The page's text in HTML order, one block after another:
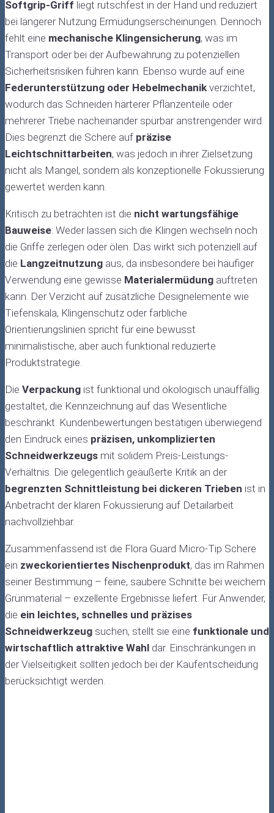
Softgrip-Griff liegt rutschfest in der Hand und reduziert
bei längerer Nutzung Ermüdungserscheinungen. Dennoch
fehlt eine mechanische Klingensicherung, was im
Transport oder bei der Aufbewahrung zu potenziellen
Sicherheitsrisiken führen kann. Ebenso wurde auf eine
Federunterstützung oder Hebelmechanik verzichtet,
wodurch das Schneiden härterer Pflanzenteile oder
mehrerer Triebe nacheinander spürbar anstrengender wird.
Dies begrenzt die Schere auf präzise
Leichtschnittarbeiten, was jedoch in ihrer Zielsetzung
nicht als Mangel, sondern als konzeptionelle Fokussierung
gewertet werden kann.
Kritisch zu betrachten ist die nicht wartungsfähige
Bauweise: Weder lassen sich die Klingen wechseln noch
die Griffe zerlegen oder ölen. Das wirkt sich potenziell auf
die Langzeitnutzung aus, da insbesondere bei häufiger
Verwendung eine gewisse Materialermüdung auftreten
kann. Der Verzicht auf zusätzliche Designelemente wie
Tiefenskala, Klingenschutz oder farbliche
Orientierungslinien spricht für eine bewusst
minimalistische, aber auch funktional reduzierte
Produktstrategie.
Die Verpackung ist funktional und ökologisch unauffällig
gestaltet, die Kennzeichnung auf das Wesentliche
beschränkt. Kundenbewertungen bestätigen überwiegend
den Eindruck eines präzisen, unkomplizierten
Schneidwerkzeugs mit solidem Preis-Leistungs-
Verhältnis. Die gelegentlich geäußerte Kritik an der
begrenzten Schnittleistung bei dickeren Trieben ist in
Anbetracht der klaren Fokussierung auf Detailarbeit
nachvollziehbar.
Zusammenfassend ist die Flora Guard Micro-Tip Schere
ein zweckorientiertes Nischenprodukt, das im Rahmen
seiner Bestimmung – feine, saubere Schnitte bei weichem
Grünmaterial – exzellente Ergebnisse liefert. Für Anwender,
die ein leichtes, schnelles und präzises
Schneidwerkzeug suchen, stellt sie eine funktionale und
wirtschaftlich attraktive Wahl dar. Einschränkungen in
der Vielseitigkeit sollten jedoch bei der Kaufentscheidung
berücksichtigt werden.